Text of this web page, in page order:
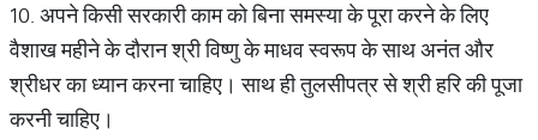
10. अपने किसी सरकारी काम को बिना समस्या के पूरा करने के लिए
वैशाख महीने के दौरान श्री विष्णु के माधव स्वरूप के साथ अनंत और
श्रीधर का ध्यान करना चाहिए। साथ ही तुलसीपत्र से श्री हरि की पूजा
करनी चाहिए।